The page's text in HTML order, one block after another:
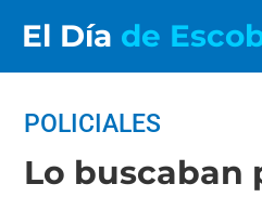
El Día de
POLICIALES
Lo buscaban